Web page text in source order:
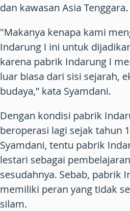
dan kawasan Asia Tenggara.
"Makanya kenapa kami
Indarung I ini untuk
karena pabrik Indarung I
luar biasa dari sisi sejarah,
budaya,” kata Syamdani.
Dengan kondisi pabrik
beroperasi lagi sejak tahun
Syamdani, tentu pabrik
lestari sebagai
sesudahnya. Sebab, pabrik
memiliki peran yang tidak
silam.